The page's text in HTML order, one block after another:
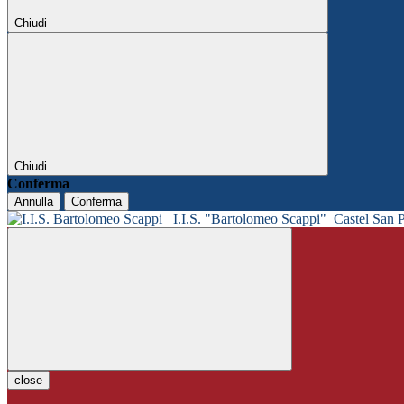
Chiudi
Chiudi
Conferma
Annulla Conferma
I.I.S. "Bartolomeo Scappi" Castel San
close